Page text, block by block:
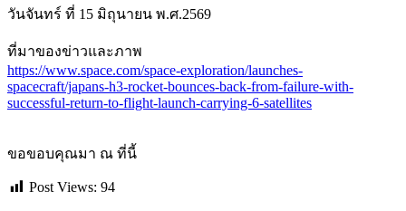
วันจันทร์ ที่ 15 มิถุนายน พ.ศ.2569
ที่มาของข่าวและภาพ
https://www.space.com/space-exploration/launches-
spacecraft/japans-h3-rocket-bounces-back-from-failure-with-
successful-return-to-flight-launch-carrying-6-satellites
ขอขอบคุณมา ณ ที่นี้
Post Views: 94